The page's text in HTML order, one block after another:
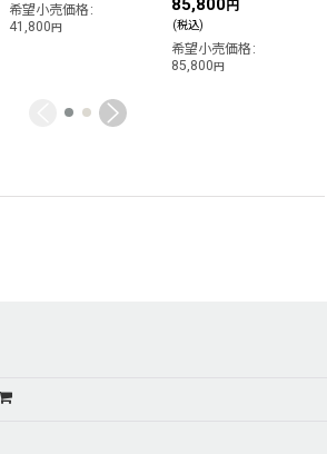
希望小売価格 :
41,800円
円
(税込)
希望小売価格 :
85,800円